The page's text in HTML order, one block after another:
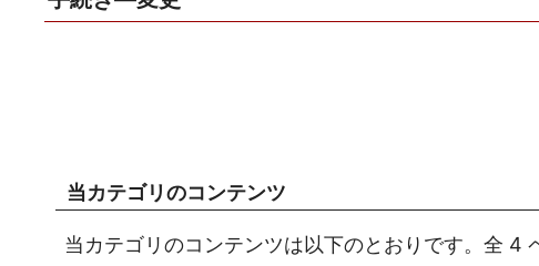
当カテゴリのコンテンツ
当カテゴリのコンテンツは以下のとおりです。全 4